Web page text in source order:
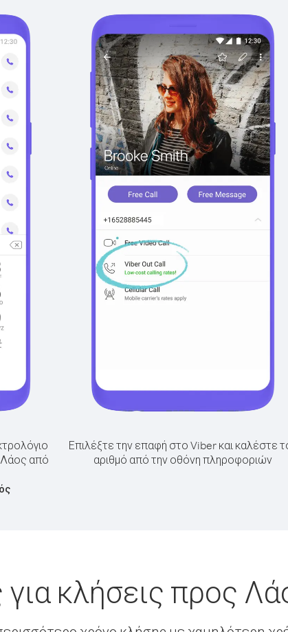
Λάος από
Επιλέξτε την επαφή στο Viber και καλέστε
αριθμό από την οθόνη πληροφοριών
κλήσεις προς